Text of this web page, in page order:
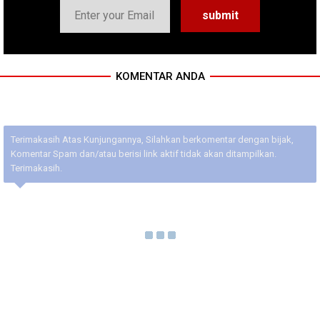
KOMENTAR ANDA
Terimakasih Atas Kunjungannya, Silahkan berkomentar dengan bijak,
Komentar Spam dan/atau berisi link aktif tidak akan ditampilkan.
Terimakasih.